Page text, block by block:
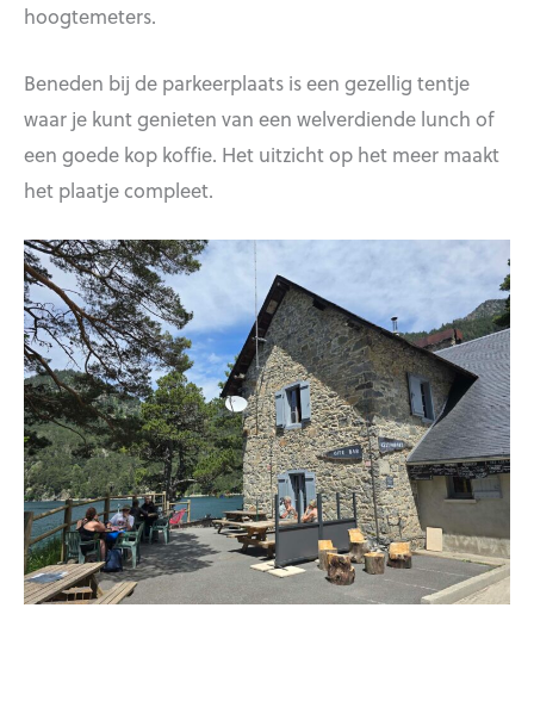
hoogtemeters.
Beneden bij de parkeerplaats is een gezellig tentje
waar je kunt genieten van een welverdiende lunch of
een goede kop koffie. Het uitzicht op het meer maakt
het plaatje compleet.